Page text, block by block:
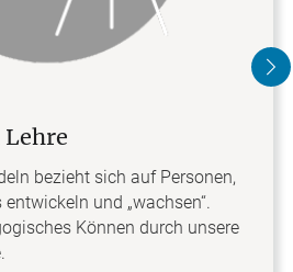
Lehre
bezieht sich auf Personen,
und „wachsen“.
Können durch unsere